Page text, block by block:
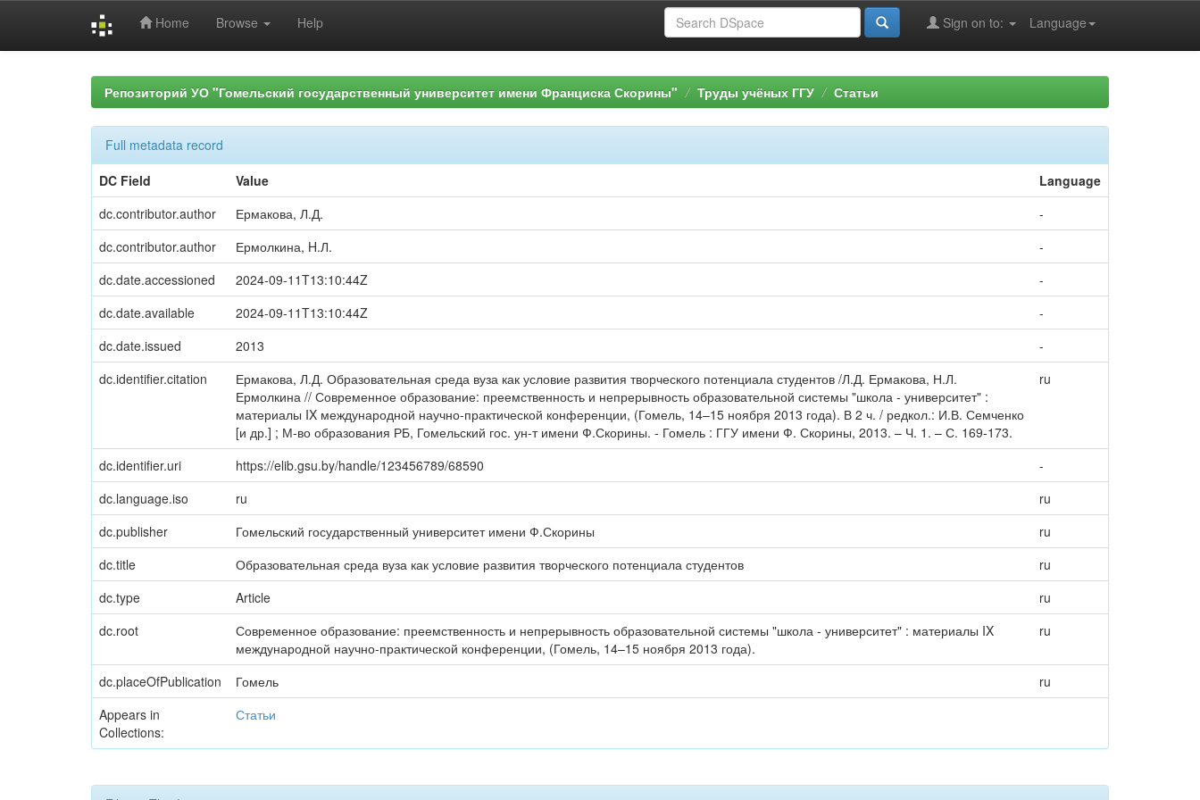
Home Browse Help Language
Sign on to:
Репозиторий УО "Гомельский государственный университет имени Франциска Скорины" Труды учёных ГГУ Статьи
Full metadata record
DC Field
Value
Language
dc.contributor.author
Ермакова, Л.Д.
-
dc.contributor.author
Ермолкина, H.Л.
-
dc.date.accessioned
2024-09-11T13:10:44Z
-
dc.date.available
2024-09-11T13:10:44Z
-
dc.date.issued
2013
-
dc.identifier.citation
Ермакова, Л.Д. Образовательная среда вуза как условие развития творческого потенциала студентов /Л.Д. Ермакова, Н.Л.
Ермолкина // Современное образование: преемственность и непрерывность образовательной системы "школа - университет" :
материалы IX международной научно-практической конференции, (Гомель, 14–15 ноября 2013 года). В 2 ч. / редкол.: И.В. Семченко
[и др.] ; М-во образования РБ, Гомельский гос. ун-т имени Ф.Скорины. - Гомель : ГГУ имени Ф. Скорины, 2013. – Ч. 1. – С. 169-173.
ru
dc.identifier.uri https://elib.gsu.by/handle/123456789/68590
-
dc.language.iso
ru
ru
dc.publisher
Гомельский государственный университет имени Ф.Скорины
ru
dc.title
Образовательная среда вуза как условие развития творческого потенциала студентов
ru
dc.type
Article
ru
dc.root
Современное образование: преемственность и непрерывность образовательной системы "школа - университет" : материалы IX
международной научно-практической конференции, (Гомель, 14–15 ноября 2013 года).
ru
dc.placeOfPublication Гомель
ru
Appears in
Collections:
Статьи